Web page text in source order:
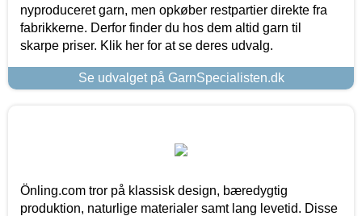
nyproduceret garn, men opkøber restpartier direkte fra
fabrikkerne. Derfor finder du hos dem altid garn til
skarpe priser. Klik her for at se deres udvalg.
Se udvalget på GarnSpecialisten.dk
Önling.com tror på klassisk design, bæredygtig
produktion, naturlige materialer samt lang levetid. Disse